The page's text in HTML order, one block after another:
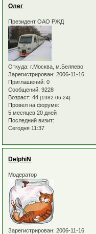
Олег
Президент ОАО РЖД
Откуда: г.Москва, м.Беляево
Зарегистрирован: 2006-11-16
Приглашений: 0
Сообщений: 9228
Возраст: 44[1982-06-24]
Провел на форуме:
5 месяцев 20 дней
Последний визит:
Сегодня 11:37
DelphiN
Модератор
Зарегистрирован: 2006-11-16